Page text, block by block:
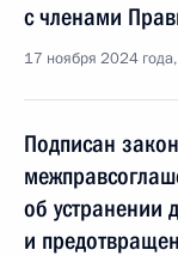
с членами
17 ноября 2024
Подписан
об устранении
и